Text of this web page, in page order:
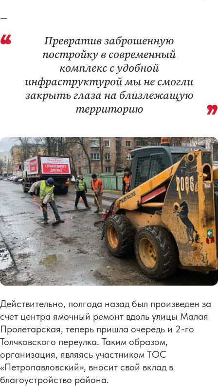
—
Превратив заброшенную
постройку в современный
комплекс с удобной
инфраструктурой мы не смогли
закрыть глаза на близлежащую
территорию
Действительно, полгода назад был произведен за
счет центра ямочный ремонт вдоль улицы Малая
Пролетарская, теперь пришла очередь и 2-го
Толчковского переулка. Таким образом,
организация, являясь участником ТОС
«Петропавловский», вносит свой вклад в
благоустройство района.